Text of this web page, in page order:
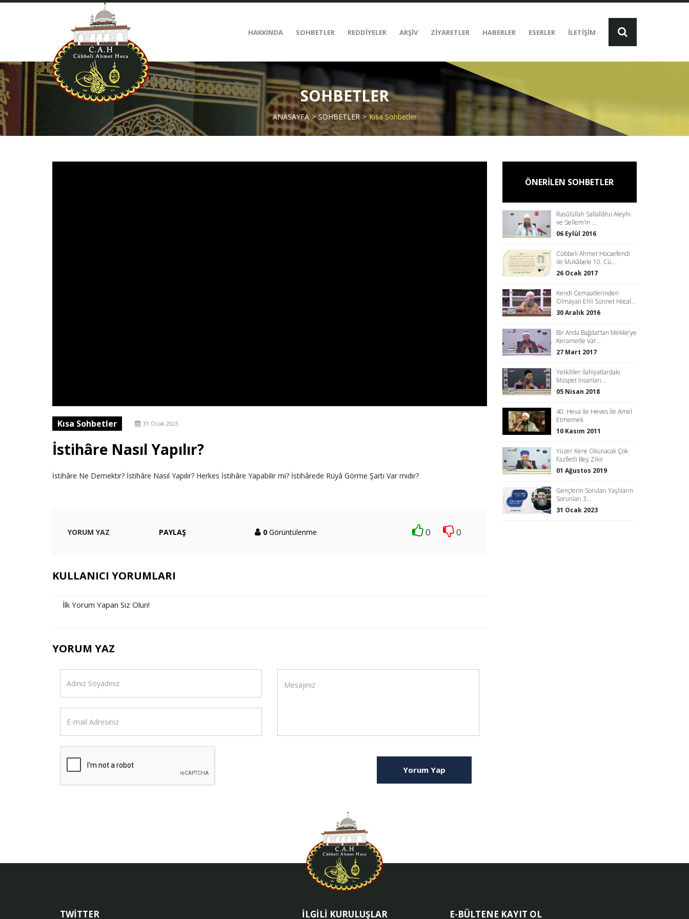
HAKKINDA SOHBETLER REDDİYELER ARŞİV ZİYARETLER HABERLER ESERLER İLETİŞİM
SOHBETLER
ANASAYFA SOHBETLER Kısa Sohbetler
Kısa Sohbetler 31 Ocak 2023
İstihâre Nasıl Yapılır?
İstihâre Ne Demektir? İstihâre Nasıl Yapılır? Herkes İstihâre Yapabilir mi? İstihârede Rüyâ Görme Şartı Var mıdır?
YORUM YAZ PAYLAŞ 0 Görüntülenme 0 0
KULLANICI YORUMLARI
İlk Yorum Yapan Siz Olun!
YORUM YAZ
Yorum Yap
ÖNERİLEN SOHBETLER
Rasûlüllah Sallallâhu Aleyhi
ve Sellem’in ...
06 Eylül 2016
Cübbeli Ahmet Hocaefendi
ile Mukâbele 10. Cü...
26 Ocak 2017
Kendi Cemaatlerinden
Olmayan Ehli Sünnet Hocal...
30 Aralık 2016
Bir Anda Bağdat’tan Mekke’ye
Kerametle Var...
27 Mart 2017
Yetkililer İlahiyatlardaki
Müspet İnsanları...
05 Nisan 2018
40. Heva İle Heves İle Amel
Etmemek
10 Kasım 2011
Yüzer Kere Okunacak Çok
Fazîletli Beş Zikir
01 Ağustos 2019
Gençlerin Soruları Yaşlıların
Sorunları 3...
31 Ocak 2023
TWİTTER İLGİLİ KURULUŞLAR E-BÜLTENE KAYIT OL